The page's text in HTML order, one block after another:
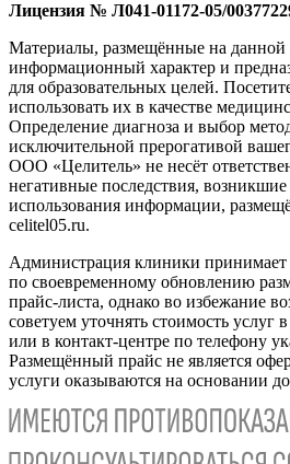
Лицензия № Л041-01172-05/
Материалы, размещённые на данной
информационный характер и
для образовательных целей.
использовать их в качестве
Определение диагноза и выбор
исключительной прерогативой
ООО «Целитель» не несёт
негативные последствия, возникшие
использования информации,
celitel05.ru.
Администрация клиники принимает
по своевременному обновлению
прайс-листа, однако во избежание
советуем уточнять стоимость услуг
или в контакт-центре по телефону
Размещённый прайс не является
услуги оказываются на основании